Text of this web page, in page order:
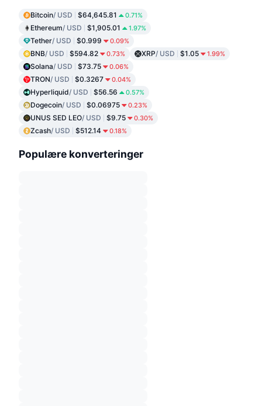
Bitcoin/ USD $64,645.81 0.71%
Ethereum/ USD $1,905.01 1.97%
Tether/ USD $0.999 0.09%
BNB/ USD $594.82 0.73% XRP/ USD $1.05 1.99%
Solana/ USD $73.75 0.06%
TRON/ USD $0.3267 0.04%
Hyperliquid/ USD $56.56 0.57%
Dogecoin/ USD $0.06975 0.23%
UNUS SED LEO/ USD $9.75 0.30%
Zcash/ USD $512.14 0.18%
Populære konverteringer